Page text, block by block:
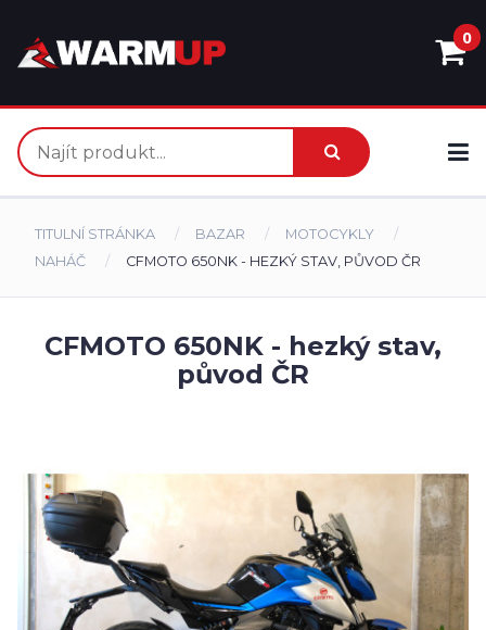
0
TITULNÍ STRÁNKA BAZAR
MOTOCYKLY
NAHÁČ
CFMOTO 650NK - HEZKÝ STAV, PŮVOD ČR
CFMOTO 650NK - hezký stav,
původ ČR